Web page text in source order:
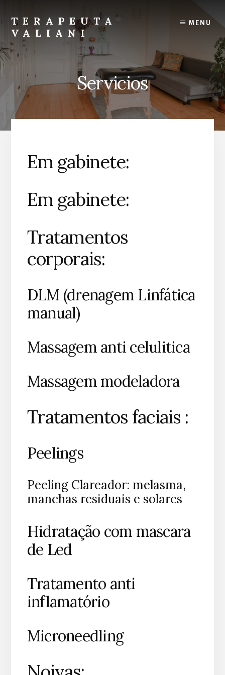
contenido
TERAPEUTA
VALIANI
Masaje,
drenaje
peeling
en
Lisboa
MENU
Servicios
Em gabinete:
Em gabinete:
Tratamentos
corporais:
DLM (drenagem Linfática
manual)
Massagem anti celulitica
Massagem modeladora
Tratamentos faciais :
Peelings
Peeling Clareador: melasma,
manchas residuais e solares
Hidratação com mascara
de Led
Tratamento anti
inflamatório
Microneedling